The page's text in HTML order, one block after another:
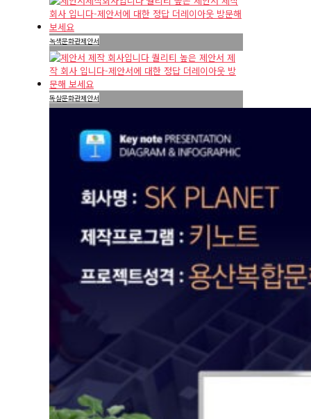
녹색문화관제안서
독살문화관제안서